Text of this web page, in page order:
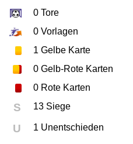
0Tore
0Vorlagen
1 Gelbe Karte
0Gelb-Rote Karten
0Rote Karten
S 13 Siege
U 1 Unentschieden